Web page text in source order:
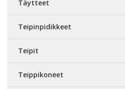
Täytteet
Teipinpidikkeet
Teipit
Teippikoneet